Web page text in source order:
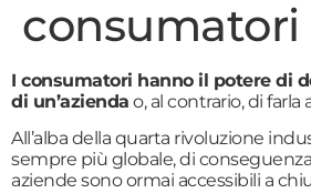
consumatori
I consumatori hanno il potere di
di un’azienda o, al contrario, di farla
All’alba della quarta rivoluzione
sempre più globale, di
aziende sono ormai accessibili a